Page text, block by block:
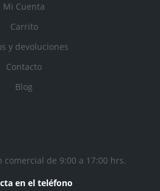
Mi Cuenta
Carrito
y devoluciones
Contacto
Blog
comercial de 9:00 a 17:00 hrs.
en el teléfono